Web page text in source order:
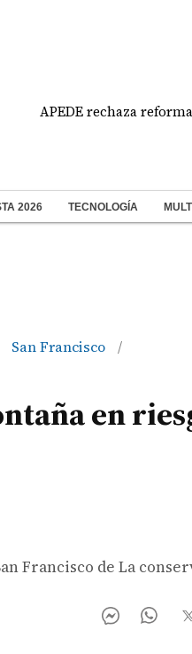
APEDE rechaza reformas al
2026 TECNOLOGÍA
San Francisco /
en
Francisco de La